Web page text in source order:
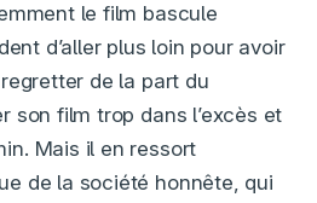
le film bascule
d’aller plus loin pour avoir
de la part du
son film trop dans l’excès et
Mais il en ressort
de la société honnête, qui